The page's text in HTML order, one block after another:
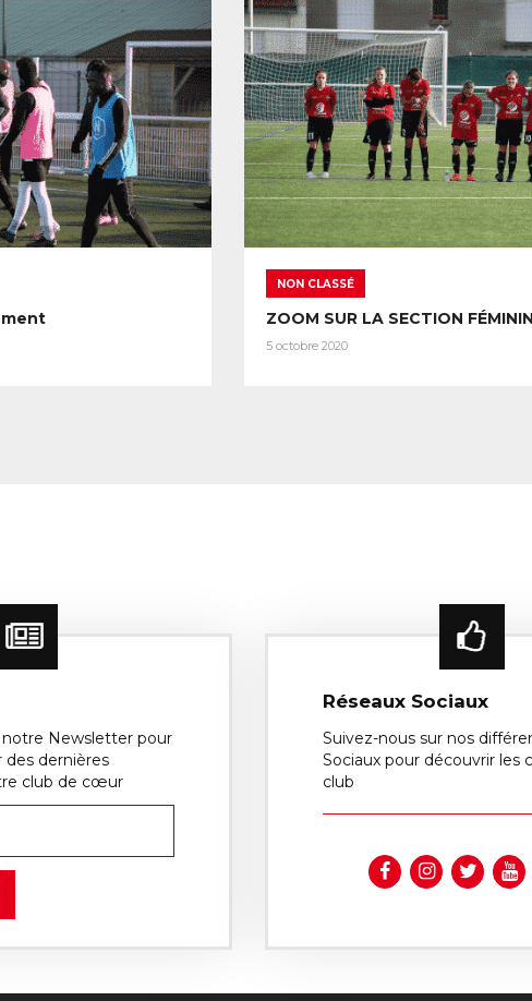
NON CLASSÉ
ZOOM SUR LA SECTION
5 octobre 2020
notre Newsletter pour
des dernières
club de cœur
Réseaux Sociaux
Suivez-nous sur nos
Sociaux pour découvrir les
club